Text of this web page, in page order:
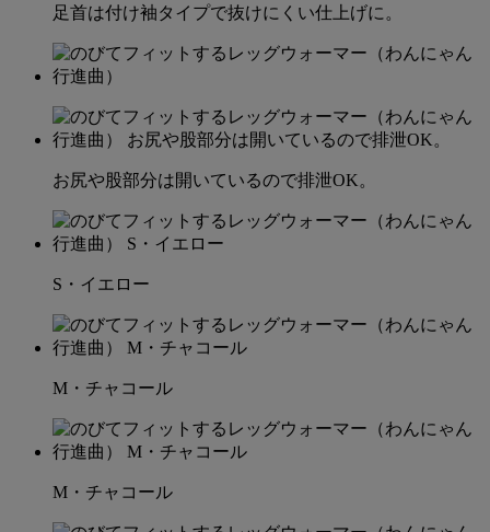
足首は付け袖タイプで抜けにくい仕上げに。
お尻や股部分は開いているので排泄OK。
S・イエロー
M・チャコール
M・チャコール